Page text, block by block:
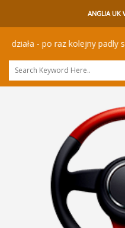
ANGLIA UK
- po raz kolejny padly